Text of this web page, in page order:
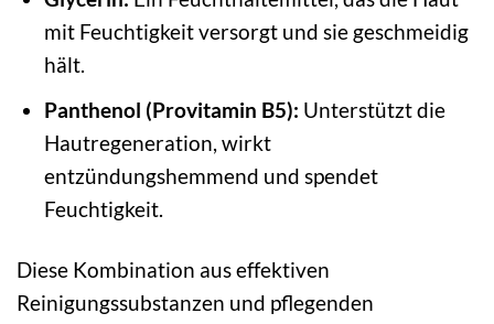
mit Feuchtigkeit versorgt und sie geschmeidig
hält.
Panthenol (Provitamin B5): Unterstützt die
Hautregeneration, wirkt
entzündungshemmend und spendet
Feuchtigkeit.
Diese Kombination aus effektiven
Reinigungssubstanzen und pflegenden